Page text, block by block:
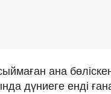
ана
дүниеге енді